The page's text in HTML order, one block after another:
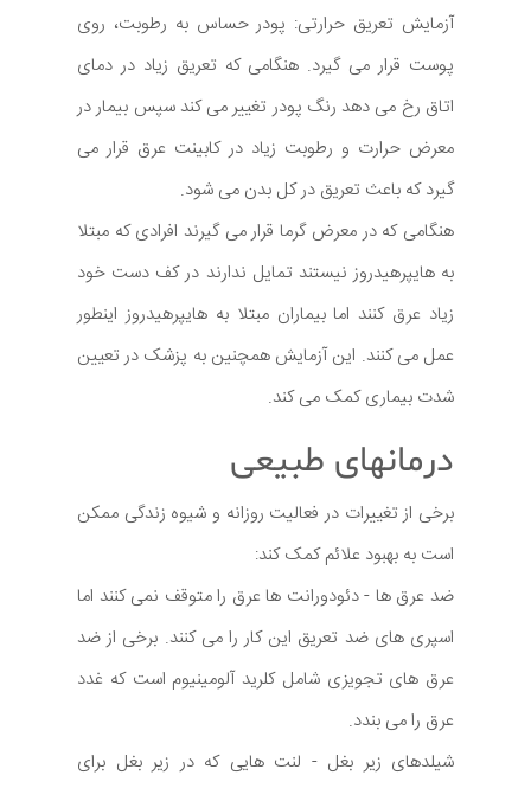
آزمایش تعریق حرارتی: پودر حساس به رطوبت، روی
پوست قرار می گیرد. هنگامی که تعریق زیاد در دمای
اتاق رخ می دهد رنگ پودر تغییر می کند سپس بیمار در
معرض حرارت و رطوبت زیاد در کابینت عرق قرار می
گیرد که باعث تعریق در کل بدن می شود.
هنگامی که در معرض گرما قرار می گیرند افرادی که مبتلا
به هایپرهیدروز نیستند تمایل ندارند در کف دست خود
زیاد عرق کنند اما بیماران مبتلا به هایپرهیدروز اینطور
عمل می کنند. این آزمایش همچنین به پزشک در تعیین
شدت بیماری کمک می کند.
درمانهای طبیعی
برخی از تغییرات در فعالیت روزانه و شیوه زندگی ممکن
است به بهبود علائم کمک کند:
ضد عرق ها - دئودورانت ها عرق را متوقف نمی کنند اما
اسپری های ضد تعریق این کار را می کنند. برخی از ضد
عرق های تجویزی شامل کلرید آلومینیوم است که غدد
عرق را می بندد.
شیلدهای زیر بغل - لنت هایی که در زیر بغل برای